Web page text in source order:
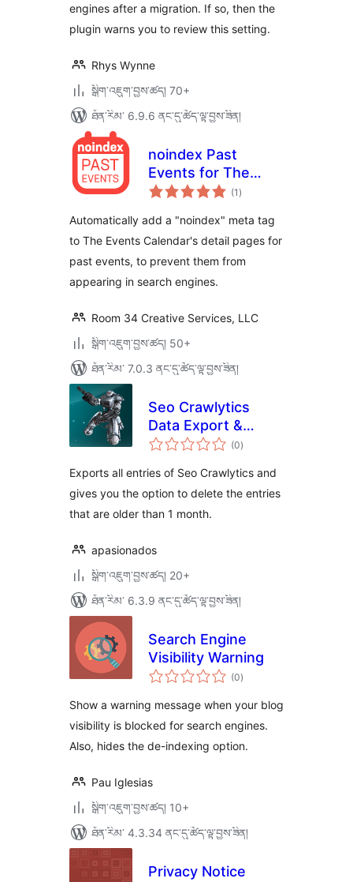
engines after a migration. If so, then the
plugin warns you to review this setting.
Rhys Wynne
སྒྲིག་འཇུག་བྱས་ཚད། 70+
ཐོན་རིམ་ 6.9.6 ནང་དུ་ཚོད་ལྟ་བྱས་ཟིན།
noindex Past
Events for The
Events Calendar
(1 གདེང་
འཇོག་
ཚང་།
)
Automatically add a "noindex" meta tag
to The Events Calendar's detail pages for
past events, to prevent them from
appearing in search engines.
Room 34 Creative Services, LLC
སྒྲིག་འཇུག་བྱས་ཚད། 50+
ཐོན་རིམ་ 7.0.3 ནང་དུ་ཚོད་ལྟ་བྱས་ཟིན།
Seo Crawlytics
Data Export &
Delete
(0གདེང་
འཇོག་
ཚང་།
)
Exports all entries of Seo Crawlytics and
gives you the option to delete the entries
that are older than 1 month.
apasionados
སྒྲིག་འཇུག་བྱས་ཚད། 20+
ཐོན་རིམ་ 6.3.9 ནང་དུ་ཚོད་ལྟ་བྱས་ཟིན།
Search Engine
Visibility Warning
(0གདེང་
འཇོག་
ཚང་།
)
Show a warning message when your blog
visibility is blocked for search engines.
Also, hides the de-indexing option.
Pau Iglesias
སྒྲིག་འཇུག་བྱས་ཚད། 10+
ཐོན་རིམ་ 4.3.34 ནང་དུ་ཚོད་ལྟ་བྱས་ཟིན།
Privacy Notice